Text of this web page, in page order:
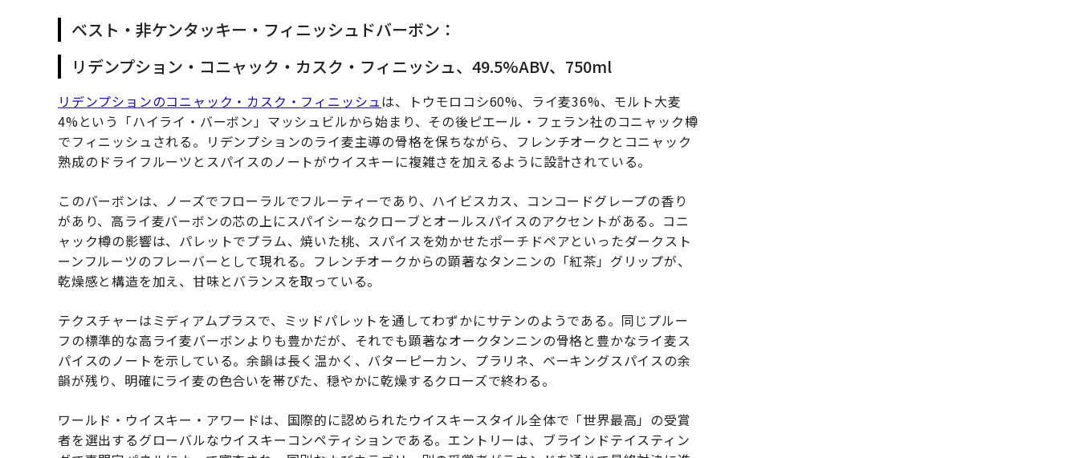
ベスト・非ケンタッキー・フィニッシュドバーボン：
リデンプション・コニャック・カスク・フィニッシュ、49.5%ABV、750ml
リデンプションのコニャック・カスク・フィニッシュは、トウモロコシ60%、ライ麦36%、モルト大麦
4%という「ハイライ・バーボン」マッシュビルから始まり、その後ピエール・フェラン社のコニャック樽
でフィニッシュされる。リデンプションのライ麦主導の骨格を保ちながら、フレンチオークとコニャック
熟成のドライフルーツとスパイスのノートがウイスキーに複雑さを加えるように設計されている。
このバーボンは、ノーズでフローラルでフルーティーであり、ハイビスカス、コンコードグレープの香り
があり、高ライ麦バーボンの芯の上にスパイシーなクローブとオールスパイスのアクセントがある。コニ
ャック樽の影響は、パレットでプラム、焼いた桃、スパイスを効かせたポーチドペアといったダークスト
ーンフルーツのフレーバーとして現れる。フレンチオークからの顕著なタンニンの「紅茶」グリップが、
乾燥感と構造を加え、甘味とバランスを取っている。
テクスチャーはミディアムプラスで、ミッドパレットを通してわずかにサテンのようである。同じプルー
フの標準的な高ライ麦バーボンよりも豊かだが、それでも顕著なオークタンニンの骨格と豊かなライ麦ス
パイスのノートを示している。余韻は長く温かく、バターピーカン、プラリネ、ベーキングスパイスの余
韻が残り、明確にライ麦の色合いを帯びた、穏やかに乾燥するクローズで終わる。
ワールド・ウイスキー・アワードは、国際的に認められたウイスキースタイル全体で「世界最高」の受賞
者を選出するグローバルなウイスキーコンペティションである。エントリーは、ブラインドテイスティン